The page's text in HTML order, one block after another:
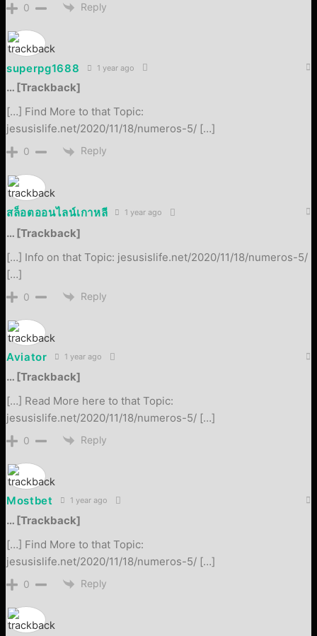
0 Reply
superpg1688 1 year ago
… [Trackback]
[…] Find More to that Topic:
jesusislife.net/2020/11/18/numeros-5/ […]
0 Reply
สล็อตออนไลน์เกาหลี 1 year ago
… [Trackback]
[…] Info on that Topic: jesusislife.net/2020/11/18/numeros-5/
[…]
0 Reply
Aviator 1 year ago
… [Trackback]
[…] Read More here to that Topic:
jesusislife.net/2020/11/18/numeros-5/ […]
0 Reply
Mostbet 1 year ago
… [Trackback]
[…] Find More to that Topic:
jesusislife.net/2020/11/18/numeros-5/ […]
0 Reply